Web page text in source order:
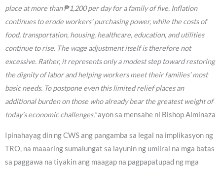
place at more than ₱1,200 per day for a family of five. Inflation
continues to erode workers’ purchasing power, while the costs of
food, transportation, housing, healthcare, education, and utilities
continue to rise. The wage adjustment itself is therefore not
excessive. Rather, it represents only a modest step toward restoring
the dignity of labor and helping workers meet their families’ most
basic needs. To postpone even this limited relief places an
additional burden on those who already bear the greatest weight of
today’s economic challenges,”ayon sa mensahe ni Bishop Alminaza
Ipinahayag din ng CWS ang pangamba sa legal na implikasyon ng
TRO, na maaaring sumalungat sa layunin ng umiiral na mga batas
sa paggawa na tiyakin ang maagap na pagpapatupad ng mga